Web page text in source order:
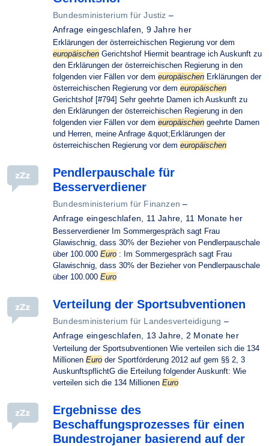
Bundesministerium für Justiz –
Anfrage eingeschlafen, 9 Jahre her
Erklärungen der österreichischen Regierung vor dem
europäischen Gerichtshof Hiermit beantrage ich Auskunft zu
den Erklärungen der österreichischen Regierung in den
folgenden vier Fällen vor dem europäischen Erklärungen der
österreichischen Regierung vor dem europäischen
Gerichtshof [#794] Sehr geehrte Damen ich Auskunft zu
den Erklärungen der österreichischen Regierung in den
folgenden vier Fällen vor dem europäischen geehrte Damen
und Herren, meine Anfrage &quot;Erklärungen der
österreichischen Regierung vor dem europäischen
Pendlerpauschale für
Besserverdiener
Bundesministerium für Finanzen –
Anfrage eingeschlafen, 11 Jahre, 11 Monate her
Besserverdiener Im Sommergespräch sagt Frau
Glawischnig, dass 30% der Bezieher von Pendlerpauschale
über 100.000 Euro : Im Sommergespräch sagt Frau
Glawischnig, dass 30% der Bezieher von Pendlerpauschale
über 100.000 Euro
Verteilung der Sportsubventionen
Bundesministerium für Landesverteidigung –
Anfrage eingeschlafen, 13 Jahre, 2 Monate her
Verteilung der Sportsubventionen Wie verteilen sich die 134
Millionen Euro der Sportförderung 2012 auf gem §§ 2, 3
AuskunftspflichtG die Erteilung folgender Auskunft: Wie
verteilen sich die 134 Millionen Euro
Ergebnisse des
Beschaffungsprozesses für einen
Bundestrojaner basierend auf der